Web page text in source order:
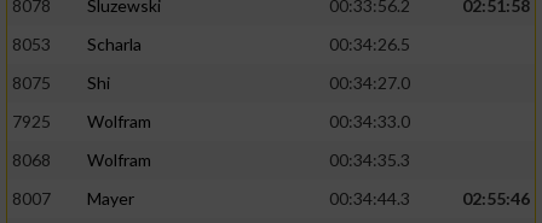
8078 Sluzewski 00:33:56.2
02:51:58
8053
Scharla
00:34:26.5
8075
Shi
00:34:27.0
7925
Wolfram
00:34:33.0
8068
Wolfram
00:34:35.3
8007
Mayer 00:34:44.3
02:55:46